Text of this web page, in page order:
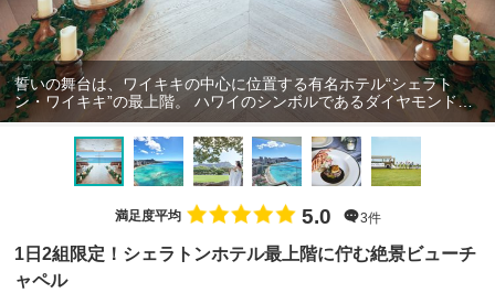
誓いの舞台は、ワイキキの中心に位置する有名ホテル“シェラト
ン・ワイキキ”の最上階。 ハワイのシンボルであるダイヤモンドヘ
ッドの光景を、空から眺めて。
満足度平均 5.0 3件
1日2組限定！シェラトンホテル最上階に佇む絶景ビューチ
ャペル